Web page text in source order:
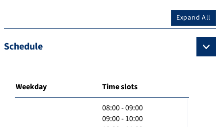
Expand All
Schedule
Weekday Time slots
08:00 - 09:00
09:00 - 10:00